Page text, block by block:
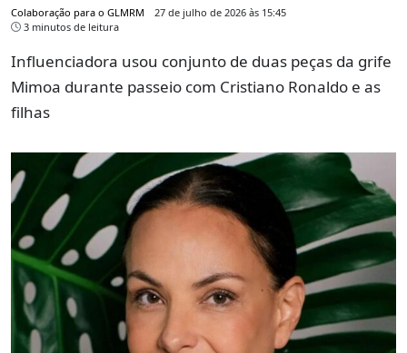
Colaboração para o GLMRM
27 de julho de 2026 às 15:45
3 minutos de leitura
Influenciadora usou conjunto de duas peças da grife
Mimoa durante passeio com Cristiano Ronaldo e as
filhas